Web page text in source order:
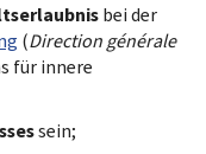
bei der
(Direction générale
für innere
sein;